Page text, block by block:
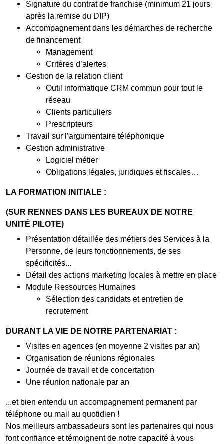
Signature du contrat de franchise (minimum 21 jours
après la remise du DIP)
Accompagnement dans les démarches de recherche
de financement
Management
Critères d’alertes
Gestion de la relation client
Outil informatique CRM commun pour tout le
réseau
Clients particuliers
Prescripteurs
Travail sur l’argumentaire téléphonique
Gestion administrative
Logiciel métier
Obligations légales, juridiques et fiscales…
LA FORMATION INITIALE :
(SUR RENNES DANS LES BUREAUX DE NOTRE
UNITÉ PILOTE)
Présentation détaillée des métiers des Services à la
Personne, de leurs fonctionnements, de ses
spécificités...
Détail des actions marketing locales à mettre en place
Module Ressources Humaines
Sélection des candidats et entretien de
recrutement
DURANT LA VIE DE NOTRE PARTENARIAT :
Visites en agences (en moyenne 2 visites par an)
Organisation de réunions régionales
Journée de travail et de concertation
Une réunion nationale par an
...et bien entendu un accompagnement permanent par
téléphone ou mail au quotidien !
Nos meilleurs ambassadeurs sont les partenaires qui nous
font confiance et témoignent de notre capacité à vous